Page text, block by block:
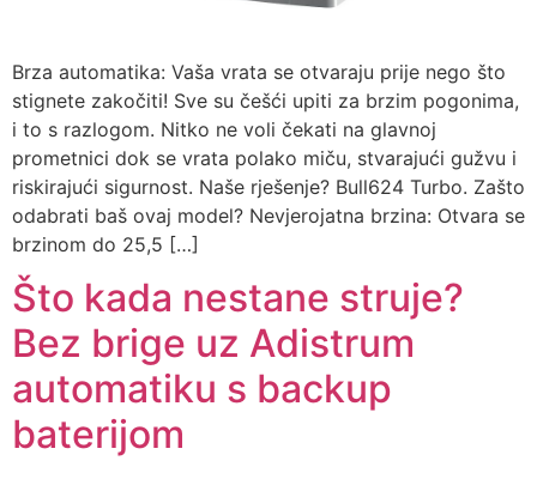
Brza automatika: Vaša vrata se otvaraju prije nego što
stignete zakočiti! Sve su češći upiti za brzim pogonima,
i to s razlogom. Nitko ne voli čekati na glavnoj
prometnici dok se vrata polako miču, stvarajući gužvu i
riskirajući sigurnost. Naše rješenje? Bull624 Turbo. Zašto
odabrati baš ovaj model? Nevjerojatna brzina: Otvara se
brzinom do 25,5 […]
Što kada nestane struje?
Bez brige uz Adistrum
automatiku s backup
baterijom